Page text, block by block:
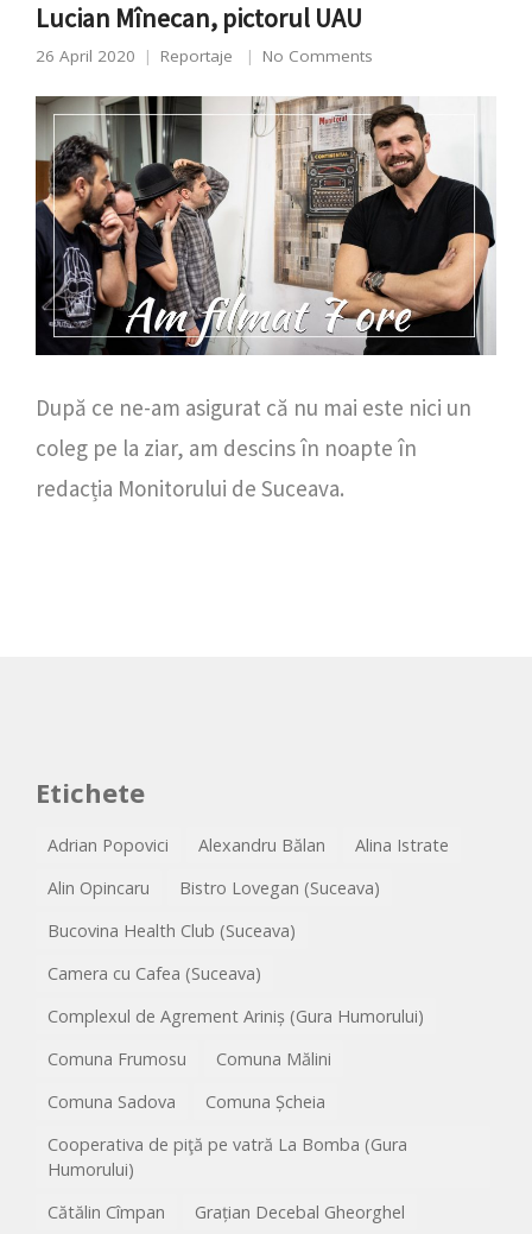
Lucian Mînecan, pictorul UAU
26 April 2020 Reportaje No Comments
După ce ne-am asigurat că nu mai este nici un
coleg pe la ziar, am descins în noapte în
redacția Monitorului de Suceava.
Etichete
Adrian Popovici Alexandru Bălan
Alina Istrate
Alin Opincaru
Bistro Lovegan (Suceava)
Bucovina Health Club (Suceava)
Camera cu Cafea (Suceava)
Complexul de Agrement Ariniș (Gura Humorului)
Comuna Frumosu
Comuna Mălini
Comuna Sadova
Comuna Șcheia
Cooperativa de piţă pe vatră La Bomba (Gura
Humorului)
Cătălin Cîmpan
Grațian Decebal Gheorghel